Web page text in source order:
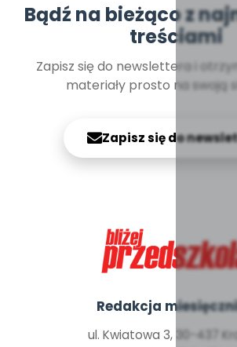
Bądź na bieżąco z
treściami
Zapisz się do newslettera i
materiały prosto na swoją
Zapisz się do
Redakcja
ul. Kwiatowa 3, 30-437